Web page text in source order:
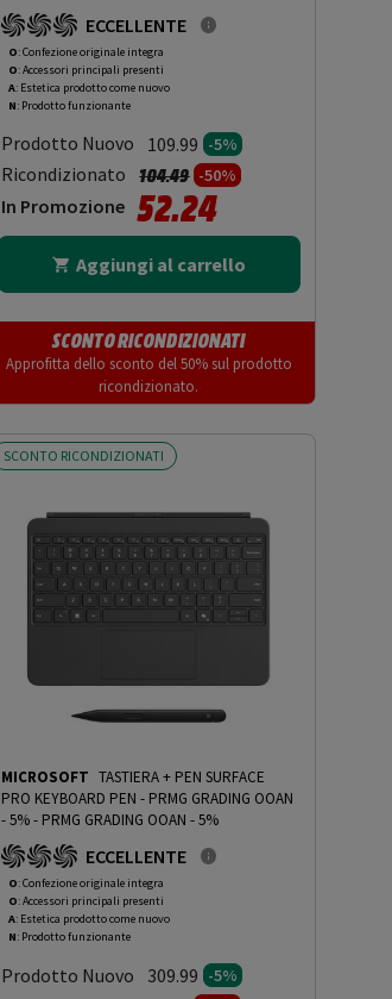
ECCELLENTE
O: Confezione originale integra
O: Accessori principali presenti
A: Estetica prodotto come nuovo
N: Prodotto funzionante
Prodotto Nuovo 109.99 -5%
Ricondizionato Prezzo ridotto da
104.49a-50%
In Promozione 52.24
Aggiungi al carrello
SCONTO RICONDIZIONATI
Approfitta dello sconto del 50% sul prodotto
ricondizionato.
SCONTO RICONDIZIONATI
MICROSOFT TASTIERA + PEN SURFACE
PRO KEYBOARD PEN - PRMG GRADING OOAN
- 5%- PRMG GRADING OOAN - 5%
ECCELLENTE
O: Confezione originale integra
O: Accessori principali presenti
A: Estetica prodotto come nuovo
N: Prodotto funzionante
Prodotto Nuovo 309.99 -5%